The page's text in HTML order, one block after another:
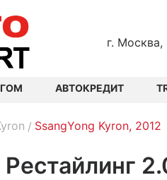
г.
АВТОКРЕДИТ
SsangYong Kyron, 2012
Рестайлинг